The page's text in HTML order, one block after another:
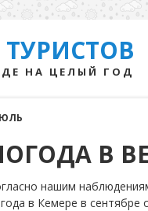
НА ЦЕЛЫЙ ГОД
В
нашим
в Кемере в сентябре